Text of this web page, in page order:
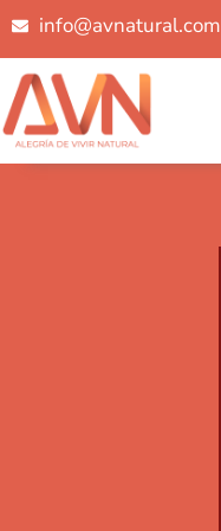
Ir
contenido
info@avnatural.com